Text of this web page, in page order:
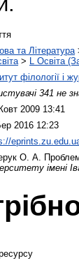
та Література
> L Освіта
філології і
341 не
2009 13:41
2016 12:23
О. А.
імені